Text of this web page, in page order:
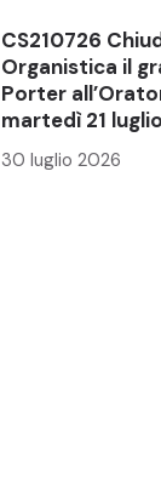
CS210726
Organistica il
Porter
martedì 21 luglio
30 luglio 2026